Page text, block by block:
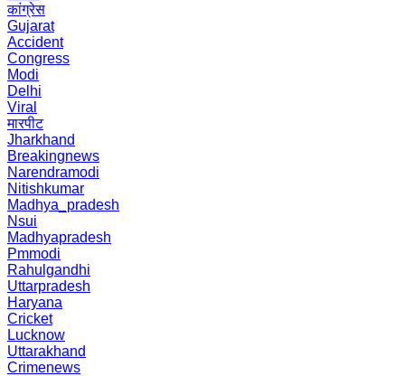
कांग्रेस
Gujarat
Accident
Congress
Modi
Delhi
Viral
मारपीट
Jharkhand
Breakingnews
Narendramodi
Nitishkumar
Madhya_pradesh
Nsui
Madhyapradesh
Pmmodi
Rahulgandhi
Uttarpradesh
Haryana
Cricket
Lucknow
Uttarakhand
Crimenews